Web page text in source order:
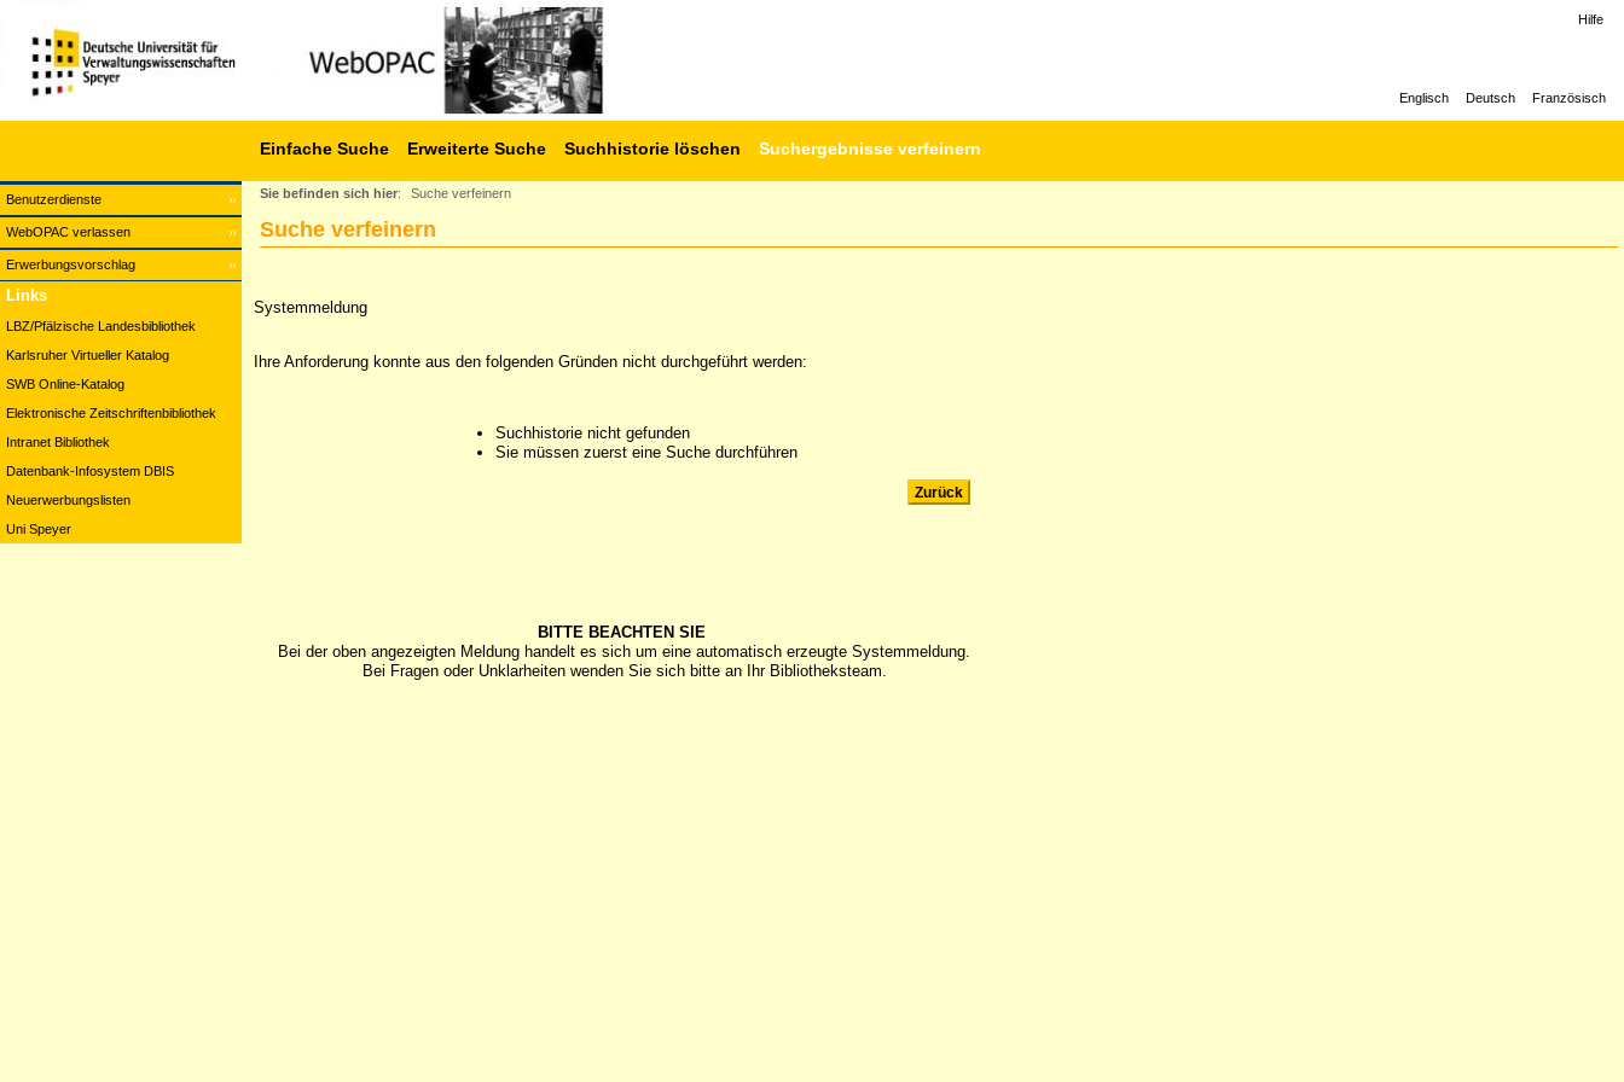
Benutzerdienste
WebOPAC verlassen
Erwerbungsvorschlag
Einfache Suche Erweiterte Suche Suchhistorie löschen Suchergebnisse verfeinern
Hilfe
Englisch Deutsch Französisch
Links
LBZ/Pfälzische Landesbibliothek
Karlsruher Virtueller Katalog
SWB Online-Katalog
Elektronische Zeitschriftenbibliothek
Intranet Bibliothek
Datenbank-Infosystem DBIS
Neuerwerbungslisten
Uni Speyer
Sie befinden sich hier: Suche verfeinern
Suche verfeinern
Systemmeldung
Ihre Anforderung konnte aus den folgenden Gründen nicht durchgeführt werden:
Suchhistorie nicht gefunden
Sie müssen zuerst eine Suche durchführen
BITTE BEACHTEN SIE
Bei der oben angezeigten Meldung handelt es sich um eine automatisch erzeugte Systemmeldung.
Bei Fragen oder Unklarheiten wenden Sie sich bitte an Ihr Bibliotheksteam.